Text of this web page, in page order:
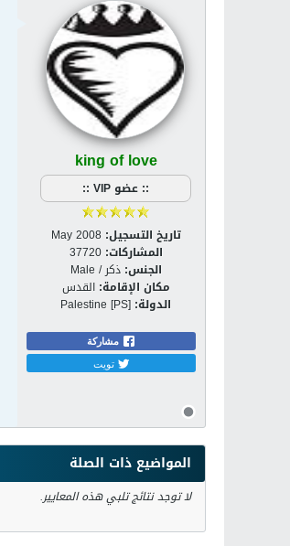
king of love
:: عضو VIP ::
تاريخ التسجيل: May 2008
المشاركات: 37720
الجنس: ذكر / Male
مكان الإقامة: القدس
الدولة: Palestine [PS]
مشاركة
تويت
المواضيع ذات الصلة
لا توجد نتائج تلبي هذه المعايير.